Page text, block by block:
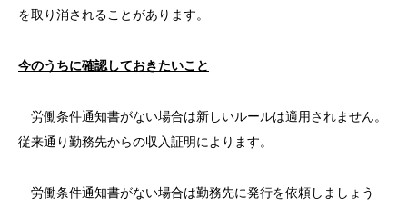
を取り消されることがあります。
今のうちに確認しておきたいこと
労働条件通知書がない場合は新しいルールは適用されません。
従来通り勤務先からの収入証明によります。
労働条件通知書がない場合は勤務先に発行を依頼しましょう